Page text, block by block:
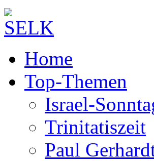
Home
Top-Themen
Israel-
Trinitatiszeit
Paul